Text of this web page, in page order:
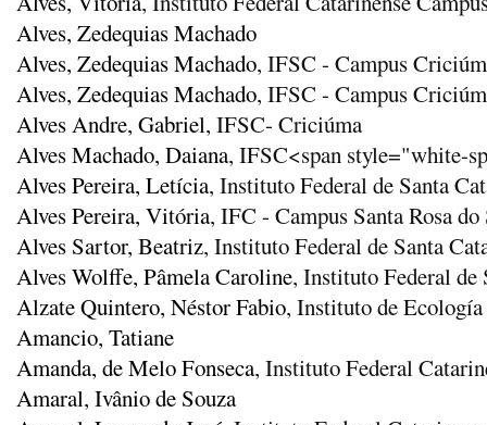
Alves, Zedequias Machado
Alves, Zedequias Machado, IFSC - Campus
Alves, Zedequias Machado, IFSC - Campus
Alves Andre, Gabriel, IFSC- Criciúma
Alves Machado, Daiana, IFSC<span style="white-
Alves Pereira, Letícia, Instituto Federal de Santa
Alves Pereira, Vitória, IFC - Campus Santa Rosa do
Alves Sartor, Beatriz, Instituto Federal de Santa
Alves Wolffe, Pâmela Caroline, Instituto Federal de
Alzate Quintero, Néstor Fabio, Instituto de
Amancio, Tatiane
Amanda, de Melo Fonseca, Instituto Federal
Amaral, Ivânio de Souza